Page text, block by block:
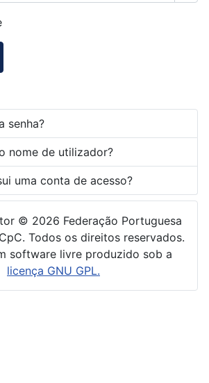
senha?
nome de utilizador?
uma conta de acesso?
© 2026 Federação Portuguesa
Todos os direitos reservados.
software livre produzido sob a
licença GNU GPL.